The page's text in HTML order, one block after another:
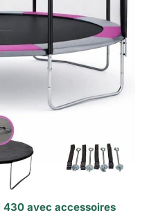
430 avec accessoires